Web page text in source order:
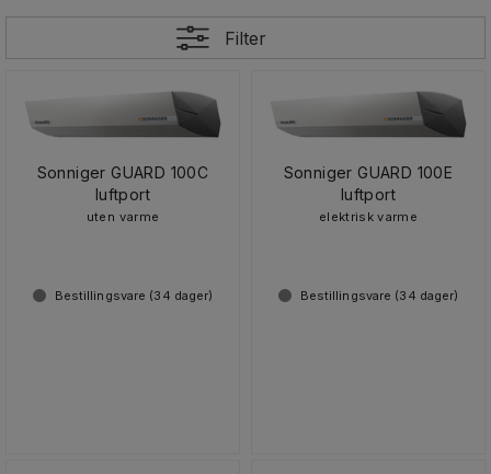
Filter
Sonniger GUARD 100C
luftport
uten varme
Bestillingsvare (34 dager)
Sonniger GUARD 100E
luftport
elektrisk varme
Bestillingsvare (34 dager)